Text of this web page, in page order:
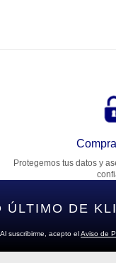
Dirección de
Escribe un
Protegemos tus datos y
ÚLTIMO DE
Al suscribirme, acepto elAviso de